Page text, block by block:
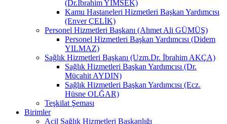
(Dr.İbrahim YİMSEK)
Kamu Hastaneleri Hizmetleri Başkan Yardımcısı
(Enver ÇELİK)
Personel Hizmetleri Başkanı (Ahmet Ali GÜMÜŞ)
Personel Hizmetleri Başkan Yardımcısı (Didem
YILMAZ)
Sağlık Hizmetleri Başkanı (Uzm.Dr. İbrahim AKÇA)
Sağlık Hizmetleri Başkan Yardımcısı (Dr.
Mücahit AYDIN)
Sağlık Hizmetleri Başkan Yardımcısı (Ecz.
Hüsne OLĞAR)
Teşkilat Şeması
Birimler
Acil Sağlık Hizmetleri Başkanlığı